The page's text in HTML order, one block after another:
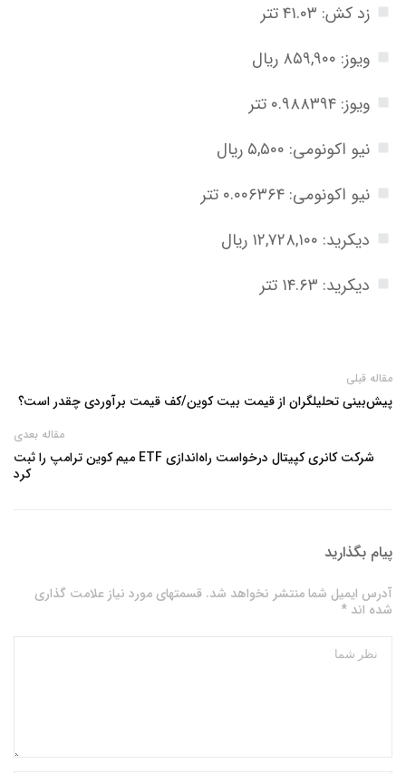
زد کش: ۴۱.۰۳ تتر
ویوز: ۸۵۹,۹۰۰ ریال
ویوز: ۰.۹۸۸۳۹۴ تتر
نیو اکونومی: ۵,۵۰۰ ریال
نیو اکونومی: ۰.۰۰۶۳۶۴ تتر
دیکرید: ۱۲,۷۲۸,۱۰۰ ریال
دیکرید: ۱۴.۶۳ تتر
مقاله قبلی
پیش‌بینی تحلیلگران از قیمت بیت کوین/کف قیمت برآوردی چقدر است؟
مقاله بعدی
شرکت کانری کپیتال درخواست راه‌اندازی ETF میم کوین ترامپ را ثبت
کرد
پیام بگذارید
آدرس ایمیل شما منتشر نخواهد شد. قسمتهای مورد نیاز علامت گذاری
شده اند *